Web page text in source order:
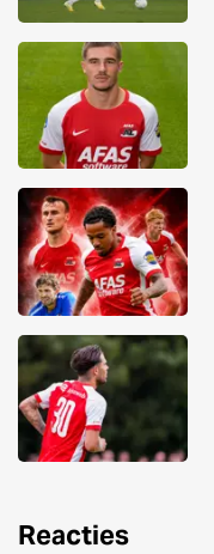
Reacties